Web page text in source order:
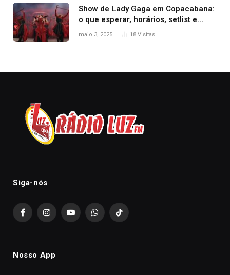
Show de Lady Gaga em Copacabana:
o que esperar, horários, setlist e
onde assistir
maio 3, 2025 18 Visitas
Siga-nós
FacebookInstagramYouTubeWhatsAppTikTok
Nosso App